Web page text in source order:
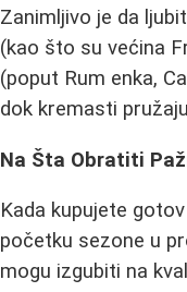
Zanimljivo je da
(kao što su većina
(poput Rum enka,
dok kremasti
Na Šta Obratiti
Kada kupujete
početku sezone u
mogu izgubiti na